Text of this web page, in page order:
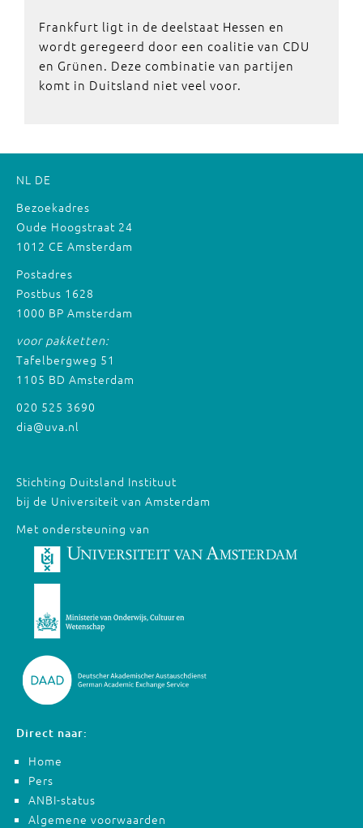
Frankfurt ligt in de deelstaat Hessen en
wordt geregeerd door een coalitie van CDU
en Grünen. Deze combinatie van partijen
komt in Duitsland niet veel voor.
NL DE
Bezoekadres
Oude Hoogstraat 24
1012 CE Amsterdam
Postadres
Postbus 1628
1000 BP Amsterdam
voor pakketten:
Tafelbergweg 51
1105 BD Amsterdam
020 525 3690
dia@uva.nl
Stichting Duitsland Instituut
bij de Universiteit van Amsterdam
Met ondersteuning van
Direct naar:
Home
Pers
ANBI-status
Algemene voorwaarden